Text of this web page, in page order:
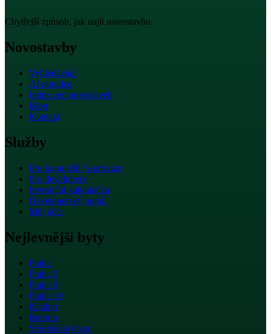
Chytřejší způsob, jak najít novostavbu.
Novostavby
Vyhledávání
AI poradce
Index cen novostaveb
Blog
Kontakt
Služby
Pro kupující0 % provize
Pro developery
Investiční kalkulačka
Developerský portál
Můj účet
Nejlevnější byty
Praha
Praha 5
Praha 9
Praha 10
Kladno
Beroun
Středočeský kraj